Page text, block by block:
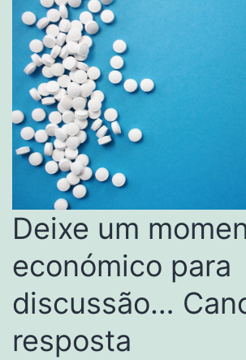
Deixe um
económico para
discussão…
resposta